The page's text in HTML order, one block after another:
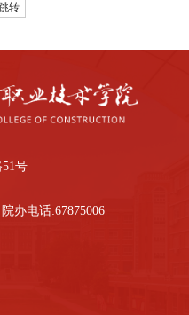
转
号
办电话:67875006